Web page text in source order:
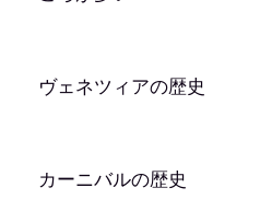
ヴェネツィアの歴史
カーニバルの歴史